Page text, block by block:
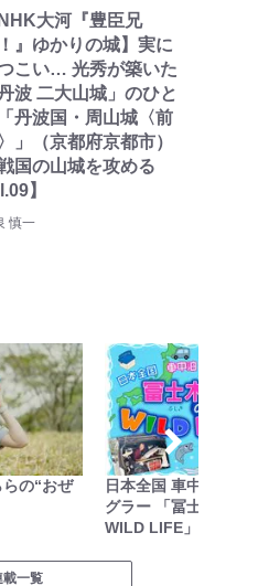
NHK大河『豊臣兄
』ゆかりの城】実に
こい… 光秀が築いた
丹波 二大山城」のひと
丹波国・周山城〈前
」（京都府京都市）
戦国の山城を攻める
】
慎一
の“おぜ
日本全国 車中泊女性
グラー 「冨士木耶奈の
WILD LIFE」
載一覧